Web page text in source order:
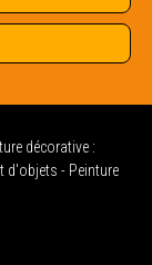
décorative :
d'objets - Peinture